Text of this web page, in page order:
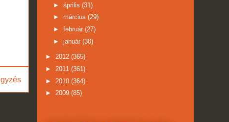
► április (31)
► március (29)
► február (27)
► január (30)
► 2012 (365)
► 2011 (361)
► 2010 (364)
► 2009 (85)